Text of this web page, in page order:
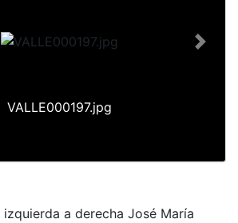
VALLE000197.jpg
Next
izquierda a derecha José María